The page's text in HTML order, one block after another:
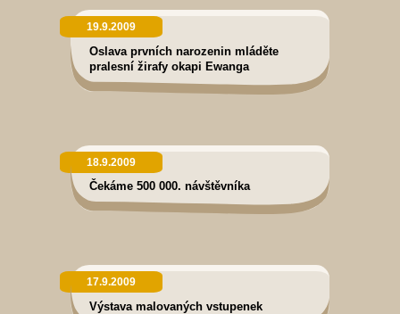
19.9.2009
Oslava prvních narozenin mláděte
pralesní žirafy okapi Ewanga
18.9.2009
Čekáme 500 000. návštěvníka
17.9.2009
Výstava malovaných vstupenek